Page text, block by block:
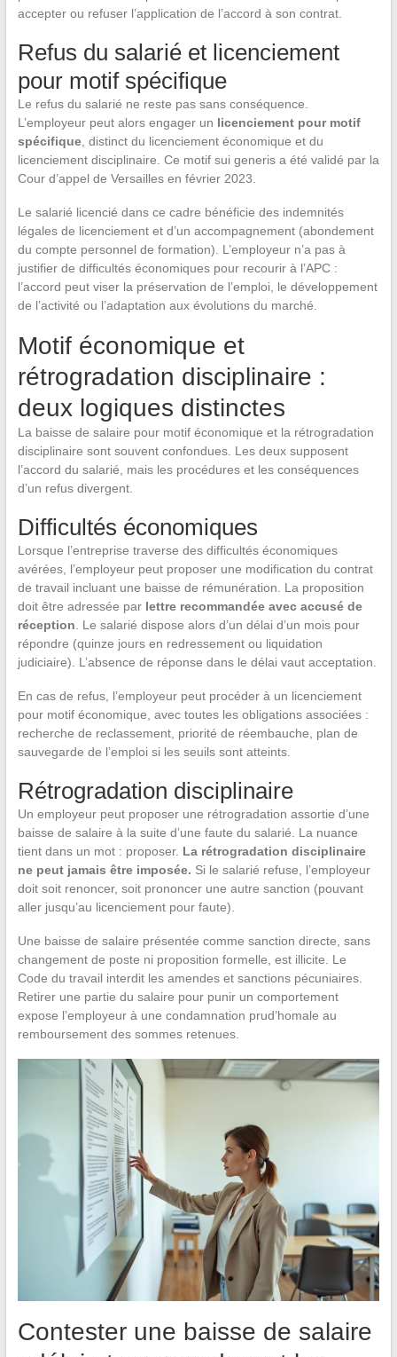
accepter ou refuser l’application de l’accord à son contrat.
Refus du salarié et licenciement
pour motif spécifique
Le refus du salarié ne reste pas sans conséquence.
L’employeur peut alors engager un licenciement pour motif
spécifique, distinct du licenciement économique et du
licenciement disciplinaire. Ce motif sui generis a été validé par la
Cour d’appel de Versailles en février 2023.
Le salarié licencié dans ce cadre bénéficie des indemnités
légales de licenciement et d’un accompagnement (abondement
du compte personnel de formation). L’employeur n’a pas à
justifier de difficultés économiques pour recourir à l’APC :
l’accord peut viser la préservation de l’emploi, le développement
de l’activité ou l’adaptation aux évolutions du marché.
Motif économique et
rétrogradation disciplinaire :
deux logiques distinctes
La baisse de salaire pour motif économique et la rétrogradation
disciplinaire sont souvent confondues. Les deux supposent
l’accord du salarié, mais les procédures et les conséquences
d’un refus divergent.
Difficultés économiques
Lorsque l’entreprise traverse des difficultés économiques
avérées, l’employeur peut proposer une modification du contrat
de travail incluant une baisse de rémunération. La proposition
doit être adressée par lettre recommandée avec accusé de
réception. Le salarié dispose alors d’un délai d’un mois pour
répondre (quinze jours en redressement ou liquidation
judiciaire). L’absence de réponse dans le délai vaut acceptation.
En cas de refus, l’employeur peut procéder à un licenciement
pour motif économique, avec toutes les obligations associées :
recherche de reclassement, priorité de réembauche, plan de
sauvegarde de l’emploi si les seuils sont atteints.
Rétrogradation disciplinaire
Un employeur peut proposer une rétrogradation assortie d’une
baisse de salaire à la suite d’une faute du salarié. La nuance
tient dans un mot : proposer. La rétrogradation disciplinaire
ne peut jamais être imposée. Si le salarié refuse, l’employeur
doit soit renoncer, soit prononcer une autre sanction (pouvant
aller jusqu’au licenciement pour faute).
Une baisse de salaire présentée comme sanction directe, sans
changement de poste ni proposition formelle, est illicite. Le
Code du travail interdit les amendes et sanctions pécuniaires.
Retirer une partie du salaire pour punir un comportement
expose l’employeur à une condamnation prud’homale au
remboursement des sommes retenues.
Contester une baisse de salaire